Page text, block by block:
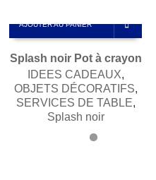
AJOUTER AU PANIER
Splash noir Pot à crayon
IDEES CADEAUX,
OBJETS DÉCORATIFS,
SERVICES DE TABLE,
Splash noir